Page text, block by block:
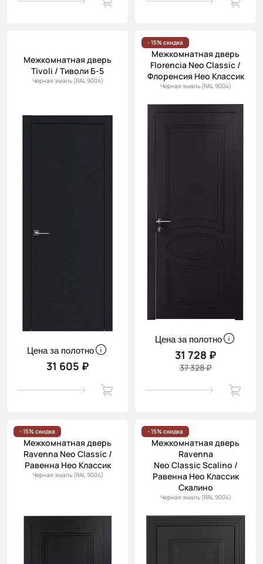
Межкомнатная дверь
Tivoli / Тиволи Б-5
Черная эмаль (RAL 9004)
Цена за полотно
31 605 ₽
- 15% скидка
Межкомнатная дверь
Florencia Neo Classic /
Флоренсия Нео Классик
Черная эмаль (RAL 9004)
Цена за полотно
31 728 ₽
37 328 ₽
- 15% скидка
Межкомнатная дверь
Ravenna Neo Classic /
Равенна Нео Классик
Черная эмаль (RAL 9004)
- 15% скидка
Межкомнатная дверь
Ravenna
Neo Classic Scalino /
Равенна Нео Классик
Скалино
Черная эмаль (RAL 9004)